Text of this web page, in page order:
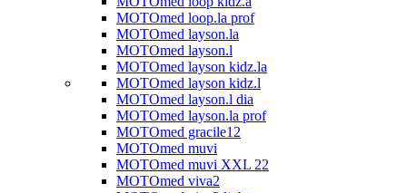
MOTOmed loop.la prof
MOTOmed layson.la
MOTOmed layson.l
MOTOmed layson kidz.la
MOTOmed layson kidz.l
MOTOmed layson.l dia
MOTOmed layson.la prof
MOTOmed gracile12
MOTOmed muvi
MOTOmed muvi XXL 22
MOTOmed viva2